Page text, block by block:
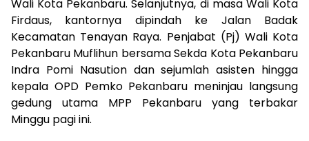
Wali Kota Pekanbaru. Selanjutnya, di masa Wali Kota
Firdaus, kantornya dipindah ke Jalan Badak
Kecamatan Tenayan Raya. Penjabat (Pj) Wali Kota
Pekanbaru Muflihun bersama Sekda Kota Pekanbaru
Indra Pomi Nasution dan sejumlah asisten hingga
kepala OPD Pemko Pekanbaru meninjau langsung
gedung utama MPP Pekanbaru yang terbakar
Minggu pagi ini.